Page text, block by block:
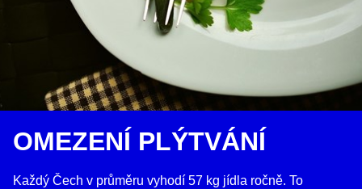
OMEZENÍ PLÝTVÁNÍ
Každý Čech v průměru vyhodí 57 kg jídla ročně. To